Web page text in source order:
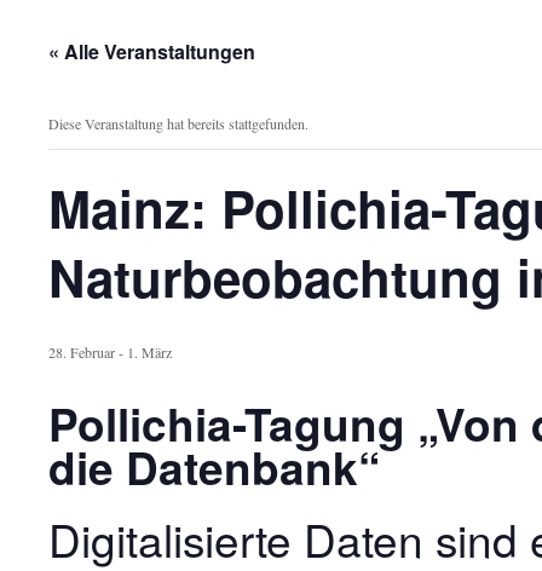
« Alle Veranstaltungen
Diese Veranstaltung hat bereits stattgefunden.
Mainz: Pollichia-
Naturbeobachtung
28. Februar- 1. März
Pollichia-Tagung
die Datenbank“
Digitalisierte Daten